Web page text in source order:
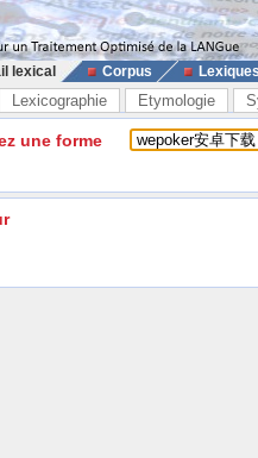
lexical Corpus
Lexicographie Etymologie
une forme